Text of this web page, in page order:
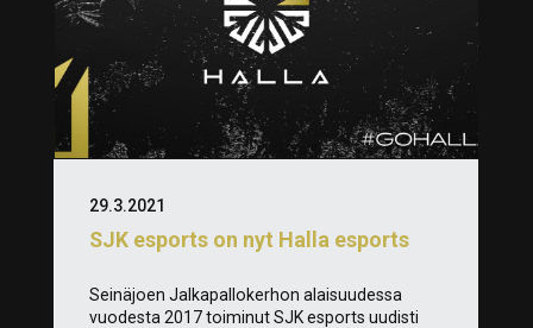
SJK esports on nyt Halla esports
29.3.2021
Seinäjoen Jalkapallokerhon alaisuudessa
vuodesta 2017 toiminut SJK esports uudisti